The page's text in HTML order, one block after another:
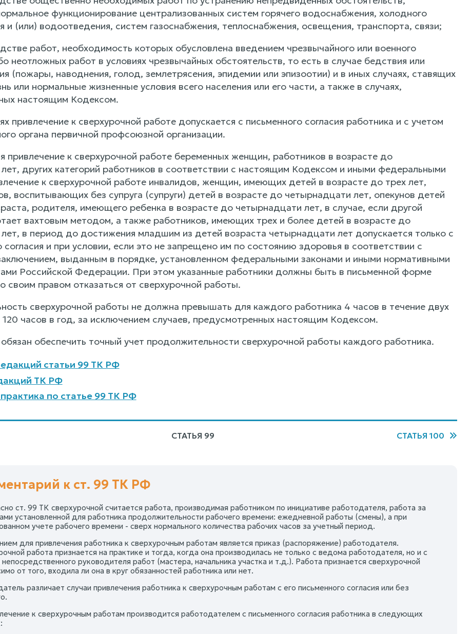
функционирование централизованных систем горячего водоснабжения, холодного
и (или) водоотведения, систем газоснабжения, теплоснабжения, освещения, транспорта, связи;
работ, необходимость которых обусловлена введением чрезвычайного или военного
неотложных работ в условиях чрезвычайных обстоятельств, то есть в случае бедствия или
(пожары, наводнения, голод, землетрясения, эпидемии или эпизоотии) и в иных случаях, ставящих
или нормальные жизненные условия всего населения или его части, а также в случаях,
настоящим Кодексом.
привлечение к сверхурочной работе допускается с письменного согласия работника и с учетом
органа первичной профсоюзной организации.
привлечение к сверхурочной работе беременных женщин, работников в возрасте до
других категорий работников в соответствии с настоящим Кодексом и иными федеральными
к сверхурочной работе инвалидов, женщин, имеющих детей в возрасте до трех лет,
воспитывающих без супруга (супруги) детей в возрасте до четырнадцати лет, опекунов детей
родителя, имеющего ребенка в возрасте до четырнадцати лет, в случае, если другой
вахтовым методом, а также работников, имеющих трех и более детей в возрасте до
в период до достижения младшим из детей возраста четырнадцати лет допускается только с
согласия и при условии, если это не запрещено им по состоянию здоровья в соответствии с
выданным в порядке, установленном федеральными законами и иными нормативными
Российской Федерации. При этом указанные работники должны быть в письменной форме
своим правом отказаться от сверхурочной работы.
сверхурочной работы не должна превышать для каждого работника 4 часов в течение двух
часов в год, за исключением случаев, предусмотренных настоящим Кодексом.
обеспечить точный учет продолжительности сверхурочной работы каждого работника.
статьи 99 ТК РФ
ТК РФ
по статье 99 ТК РФ
СТАТЬЯ 99 СТАТЬЯ 100
к ст. 99 ТК РФ
ст. 99 ТК сверхурочной считается работа, производимая работником по инициативе работодателя, работа за
установленной для работника продолжительности рабочего времени: ежедневной работы (смены), а при
учете рабочего времени - сверх нормального количества рабочих часов за учетный период.
для привлечения работника к сверхурочным работам является приказ (распоряжение) работодателя.
работа признается на практике и тогда, когда она производилась не только с ведома работодателя, но и с
руководителя работ (мастера, начальника участка и т.д.). Работа признается сверхурочной
от того, входила ли она в круг обязанностей работника или нет.
различает случаи привлечения работника к сверхурочным работам с его письменного согласия или без
к сверхурочным работам производится работодателем с письменного согласия работника в следующих